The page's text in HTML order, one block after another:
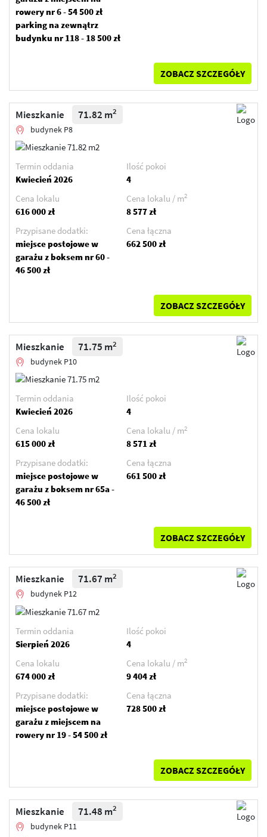
rowery nr 6 - 54 500 zł
parking na zewnątrz
budynku nr 118 - 18 500 zł
ZOBACZ SZCZEGÓŁY
Mieszkanie 71.82 m2
budynek P8
Termin oddania
Kwiecień 2026
Ilość pokoi
4
Cena lokalu
616 000 zł
Cena lokalu / m2
8 577 zł
Przypisane dodatki:
miejsce postojowe w
garażu z boksem nr 60 -
46 500 zł
Cena łączna
662 500 zł
ZOBACZ SZCZEGÓŁY
Mieszkanie 71.75 m2
budynek P10
Termin oddania
Kwiecień 2026
Ilość pokoi
4
Cena lokalu
615 000 zł
Cena lokalu / m2
8 571 zł
Przypisane dodatki:
miejsce postojowe w
garażu z boksem nr 65a -
46 500 zł
Cena łączna
661 500 zł
ZOBACZ SZCZEGÓŁY
Mieszkanie 71.67 m2
budynek P12
Termin oddania
Sierpień 2026
Ilość pokoi
4
Cena lokalu
674 000 zł
Cena lokalu / m2
9 404 zł
Przypisane dodatki:
miejsce postojowe w
garażu z miejscem na
rowery nr 19 - 54 500 zł
Cena łączna
728 500 zł
ZOBACZ SZCZEGÓŁY
Mieszkanie 71.48 m2
budynek P11